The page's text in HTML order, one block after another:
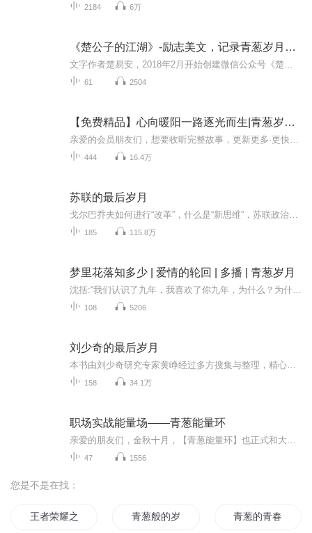
2184 6万
《楚公子的江湖》-励志美文，记录青葱岁月成长点滴
61 2504
【免费精品】心向暖阳一路逐光而生|青葱岁月|现言|成长
444 16.4万
苏联的最后岁月
185 115.8万
梦里花落知多少 | 爱情的轮回 | 多播 | 青葱岁月
108 5206
刘少奇的最后岁月
158 34.1万
职场实战能量场——青葱能量环
47 1556
您是不是在找：
王者荣耀之青葱岁月等你归青葱般的岁月 青葱的青春岁月